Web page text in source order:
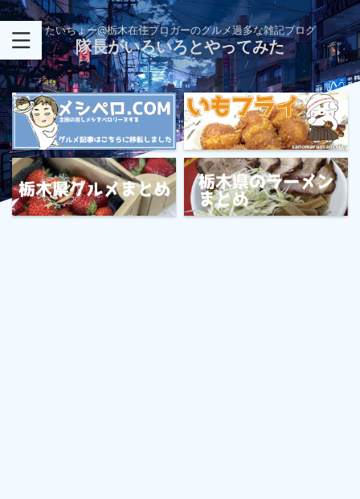
たいちょー@栃木在住ブロガーのグルメ過多な雑記ブログ
隊長がいろいろとやってみた